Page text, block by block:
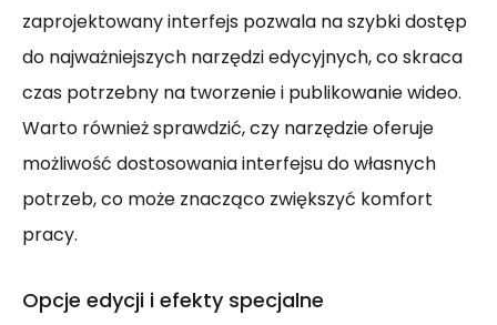
zaprojektowany interfejs pozwala na szybki dostęp
do najważniejszych narzędzi edycyjnych, co skraca
czas potrzebny na tworzenie i publikowanie wideo.
Warto również sprawdzić, czy narzędzie oferuje
możliwość dostosowania interfejsu do własnych
potrzeb, co może znacząco zwiększyć komfort
pracy.
Opcje edycji i efekty specjalne